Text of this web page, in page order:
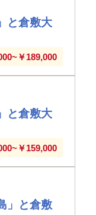
と倉敷大
￥189,000
と倉敷大
￥159,000
」と倉敷